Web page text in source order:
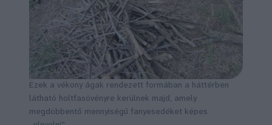
Ezek a vékony ágak rendezett formában a háttérben
látható holtfasövényre kerülnek majd, amely
megdöbbentő mennyiségű fanyesedéket képes